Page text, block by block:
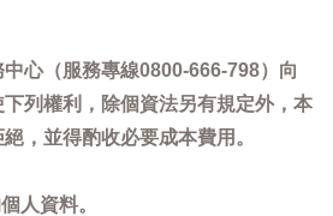
心（服務專線0800-666-798）向
列權利，除個資法另有規定外，本
，並得酌收必要成本費用。
人資料。